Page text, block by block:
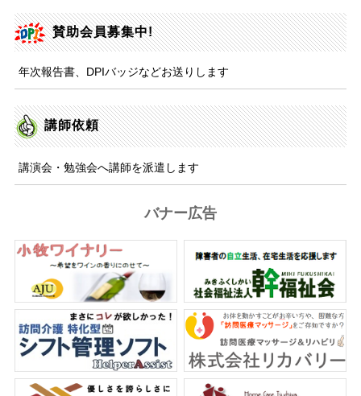
賛助会員募集中!
年次報告書、DPIバッジなどお送りします
講師依頼
講演会・勉強会へ講師を派遣します
バナー広告